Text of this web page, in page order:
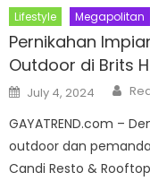
Lifestyle Megapolitan
Pernikahan
Outdoor di Brits
Posted
on
July 4, 2024
GAYATREND.com –
outdoor dan
Candi Resto &